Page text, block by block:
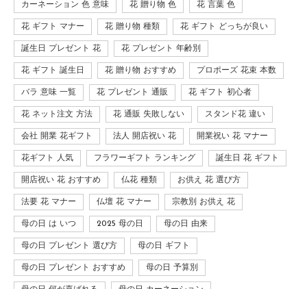
カーネーション 色 意味 花 贈り物 色 花 言葉 色
花 ギフト マナー 花 贈り物 種類 花 ギフト どっちが良い
誕生日 プレゼント 花 花 プレゼント 年齢別
花 ギフト 誕生日 花 贈り物 おすすめ プロポーズ 花束 本数
バラ 意味 一覧 花 プレゼント 通販 花 ギフト 初心者
花 ネット注文 方法 花 通販 失敗しない スタンド花 違い
会社 開業 花ギフト 法人 開店祝い 花 開業祝い 花 マナー
花ギフト 人気 フラワーギフト ランキング 誕生日 花 ギフト
開店祝い 花 おすすめ 仏花 種類 お供え 花 選び方
法要 花 マナー 仏壇 花 マナー 宗教別 お供え 花
母の日 は いつ 2025 母の日 母の日 由来
母の日 プレゼント 選び方 母の日 ギフト
母の日 プレゼント おすすめ 母の日 予算別